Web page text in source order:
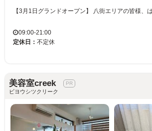
09:00-21:00
定休日： 不定休
美容室creek
ビヨウシツクリーク